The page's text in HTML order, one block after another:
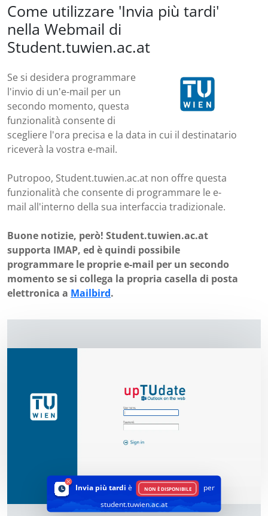
Come utilizzare 'Invia più tardi'
nella Webmail di
Student.tuwien.ac.at
Se si desidera programmare
l'invio di un'e-mail per un
secondo momento, questa
funzionalità consente di
scegliere l'ora precisa e la data in cui il destinatario
riceverà la vostra e-mail.
Putropoo, Student.tuwien.ac.at non offre questa
funzionalità che consente di programmare le e-
mail all'interno della sua interfaccia tradizionale.
Buone notizie, però! Student.tuwien.ac.at
supporta IMAP, ed è quindi possibile
programmare le proprie e-mail per un secondo
momento se si collega la propria casella di posta
elettronica a Mailbird.
Invia più tardi è NON È DISPONIBILE
per
student.tuwien.ac.at